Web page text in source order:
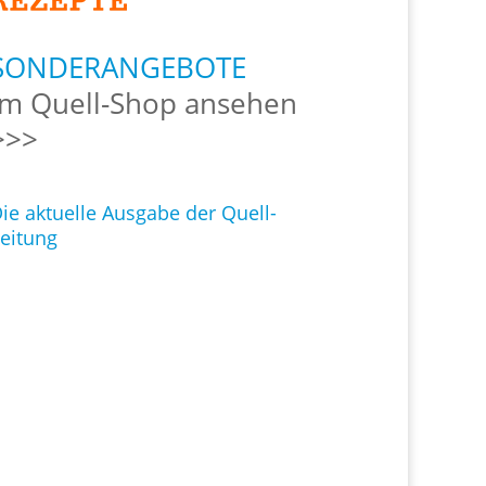
Quell-Shop ansehen
aktuelle Ausgabe der Quell-